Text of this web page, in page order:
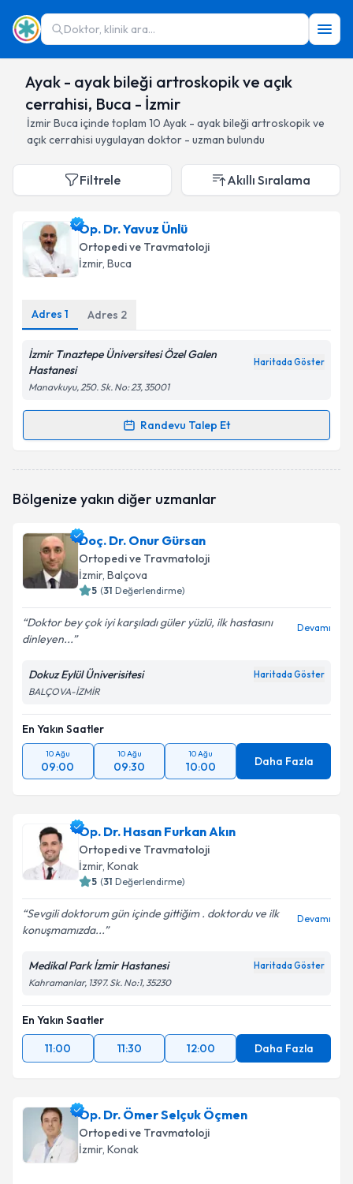
Doktor, klinik ara...
Ayak - ayak bileği artroskopik ve açık
cerrahisi, Buca - İzmir
İzmirBuca içinde toplam 10 Ayak - ayak bileği artroskopik ve
açık cerrahisi uygulayan doktor - uzman bulundu
Filtrele Akıllı Sıralama
Op. Dr. Yavuz Ünlü
Ortopedi ve Travmatoloji
İzmir, Buca
Adres 1 Adres 2
İzmir Tınaztepe Üniversitesi Özel Galen
Hastanesi
Haritada Göster
Manavkuyu, 250. Sk. No: 23, 35001
Randevu Talep Et
Randevu Takvimi Talebi
oluşturun. Size bu uzmandan randevu almanız için bir
E-posta Adresiniz
Kişisel verilerimin işlenmesine ilişkinAydınlatma
Metni
Bölgenize yakın diğer uzmanlar
Doç. Dr. Onur Gürsan
Ortopedi ve Travmatoloji
İzmir, Balçova
5 (31 Değerlendirme)
Doktor bey çok iyi karşıladı güler yüzlü, ilk hastasını
dinleyen...
Devamı
Dokuz Eylül Üniverisitesi Haritada Göster
BALÇOVA-İZMİR
En Yakın Saatler
10 Ağu
09:00
10 Ağu
09:30
10 Ağu
10:00 Daha Fazla
Op. Dr. Hasan Furkan Akın
Ortopedi ve Travmatoloji
İzmir, Konak
5 (31 Değerlendirme)
Sevgili doktorum gün içinde gittiğim . doktordu ve ilk
konuşmamızda...
Devamı
Medikal Park İzmir Hastanesi Haritada Göster
Kahramanlar, 1397. Sk. No:1, 35230
En Yakın Saatler
11:00
11:30 12:00 Daha Fazla
Op. Dr. Ömer Selçuk Öçmen
Ortopedi ve Travmatoloji
İzmir, Konak